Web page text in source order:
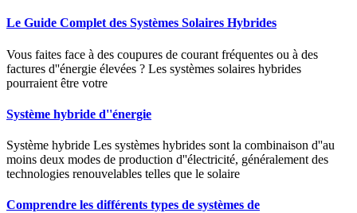
Le Guide Complet des Systèmes Solaires Hybrides
Vous faites face à des coupures de courant fréquentes ou à des
factures d''énergie élevées ? Les systèmes solaires hybrides
pourraient être votre
Système hybride d''énergie
Système hybride Les systèmes hybrides sont la combinaison d''au
moins deux modes de production d''électricité, généralement des
technologies renouvelables telles que le solaire
Comprendre les différents types de systèmes de